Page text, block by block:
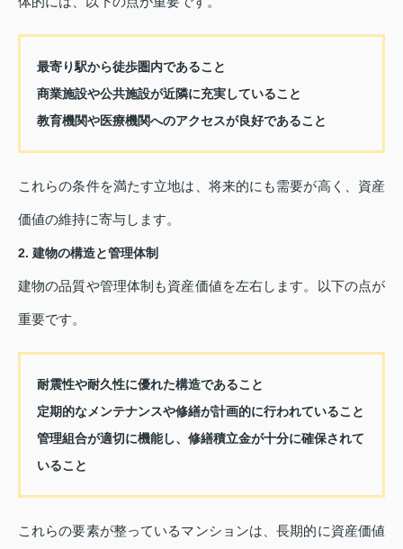
最寄り駅から徒歩圏内であること
商業施設や公共施設が近隣に充実していること
教育機関や医療機関へのアクセスが良好であること
これらの条件を満たす立地は、将来的にも需要が高く、資産
価値の維持に寄与します。
2. 建物の構造と管理体制
建物の品質や管理体制も資産価値を左右します。以下の点が
重要です。
耐震性や耐久性に優れた構造であること
定期的なメンテナンスや修繕が計画的に行われていること
管理組合が適切に機能し、修繕積立金が十分に確保されて
いること
これらの要素が整っているマンションは、長期的に資産価値